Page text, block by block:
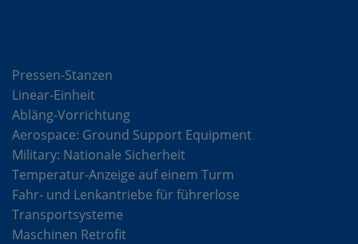
Pressen-Stanzen
Linear-Einheit
Abläng-Vorrichtung
Aerospace: Ground Support Equipment
Military: Nationale Sicherheit
Temperatur-Anzeige auf einem Turm
Fahr- und Lenkantriebe für führerlose
Transportsysteme
Maschinen Retrofit